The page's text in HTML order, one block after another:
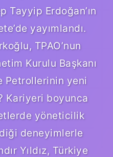
Tayyip Erdoğan’ın
yayımlandı.
TPAO’nun
Kurulu Başkanı
Petrollerinin yeni
Kariyeri boyunca
yöneticilik
deneyimlerle
Yıldız, Türkiye